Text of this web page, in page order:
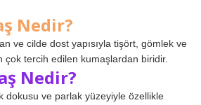
Nedir?
ve cilde dost yapısıyla tişört, gömlek ve
çok tercih edilen kumaşlardan biridir.
Nedir?
dokusu ve parlak yüzeyiyle özellikle